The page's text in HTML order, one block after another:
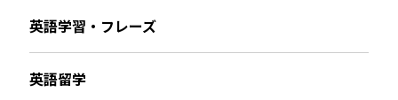
英語学習・フレーズ
英語留学